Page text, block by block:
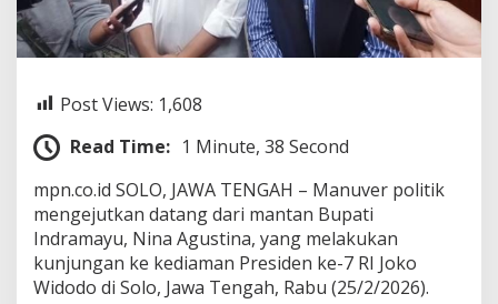
A
s
i
a
T
e
u
i
Post Views: 1,608
Read Time: 1 Minute, 38 Second
‎mpn.co.id SOLO, JAWA TENGAH – Manuver politik
mengejutkan datang dari mantan Bupati
Indramayu, Nina Agustina, yang melakukan
kunjungan ke kediaman Presiden ke-7 RI Joko
Widodo di Solo, Jawa Tengah, Rabu (25/2/2026).